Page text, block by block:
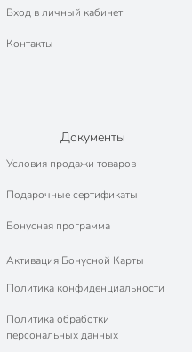
Вход в личный кабинет
Контакты
Документы
Условия продажи товаров
Подарочные сертификаты
Бонусная программа
Активация Бонусной Карты
Политика конфиденциальности
Политика обработки
персональных данных